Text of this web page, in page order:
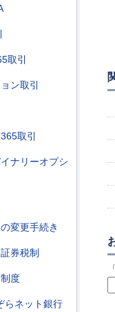
取引
ン取引
取引
ナリーオプシ
変更手続き
券税制
度
らネット銀行